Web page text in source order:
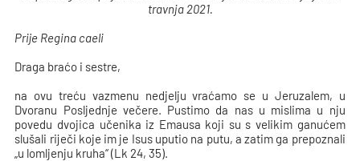
travnja 2021.
Prije Regina caeli
Draga braćo i sestre,
na ovu treću vazmenu nedjelju vraćamo se u Jeruzalem, u
Dvoranu Posljednje večere. Pustimo da nas u mislima u nju
povedu dvojica učenika iz Emausa koji su s velikim ganućem
slušali riječi koje im je Isus uputio na putu, a zatim ga prepoznali
„u lomljenju kruha“ (Lk 24, 35).